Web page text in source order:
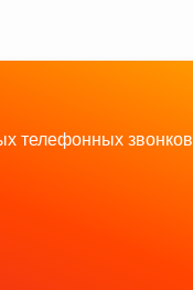
телефонных звонков